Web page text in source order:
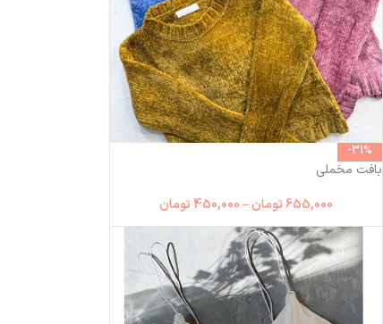
-31%
بافت مخملی
655,000تومان–
450,000 تومان